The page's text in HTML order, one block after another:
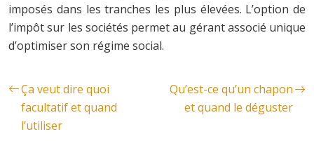
imposés dans les tranches les plus élevées. L’option de
l’impôt sur les sociétés permet au gérant associé unique
d’optimiser son régime social.
Ça veut dire quoi
facultatif et quand
l’utiliser
Qu’est-ce qu’un chapon
et quand le déguster